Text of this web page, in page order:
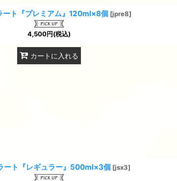
ート『プレミアム』120ml×8個 [jpre8]
4,500円(税込)
カートに入れる
ート『レギュラー』500ml×3個 [jsx3]